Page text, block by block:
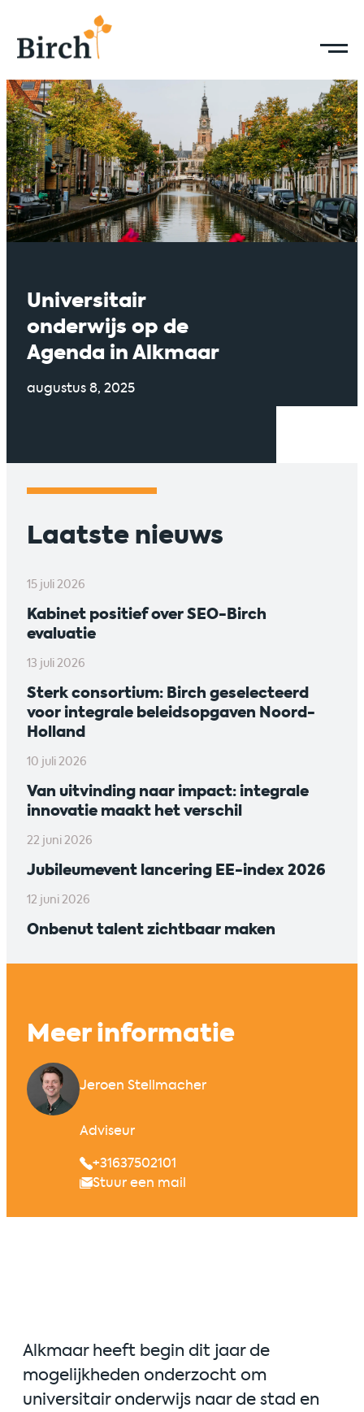
Universitair
onderwijs op de
Agenda in Alkmaar
augustus 8, 2025
Laatste nieuws
15 juli 2026
Kabinet positief over SEO-Birch
evaluatie
13 juli 2026
Sterk consortium: Birch geselecteerd
voor integrale beleidsopgaven Noord-
Holland
10 juli 2026
Van uitvinding naar impact: integrale
innovatie maakt het verschil
22 juni 2026
Jubileumevent lancering EE-index 2026
12 juni 2026
Onbenut talent zichtbaar maken
Meer informatie
Jeroen Stellmacher
Adviseur
+31637502101
Stuur een mail
Alkmaar heeft begin dit jaar de
mogelijkheden onderzocht om
universitair onderwijs naar de stad en